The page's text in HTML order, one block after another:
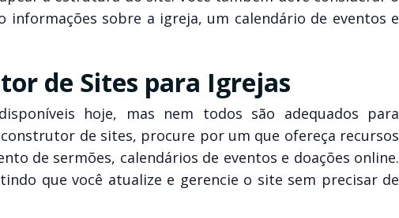
sobre a igreja, um calendário de eventos e
de Sites para Igrejas
hoje, mas nem todos são adequados para
de sites, procure por um que ofereça recursos
de sermões, calendários de eventos e doações online.
que você atualize e gerencie o site sem precisar de